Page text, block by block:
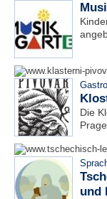
Die
und